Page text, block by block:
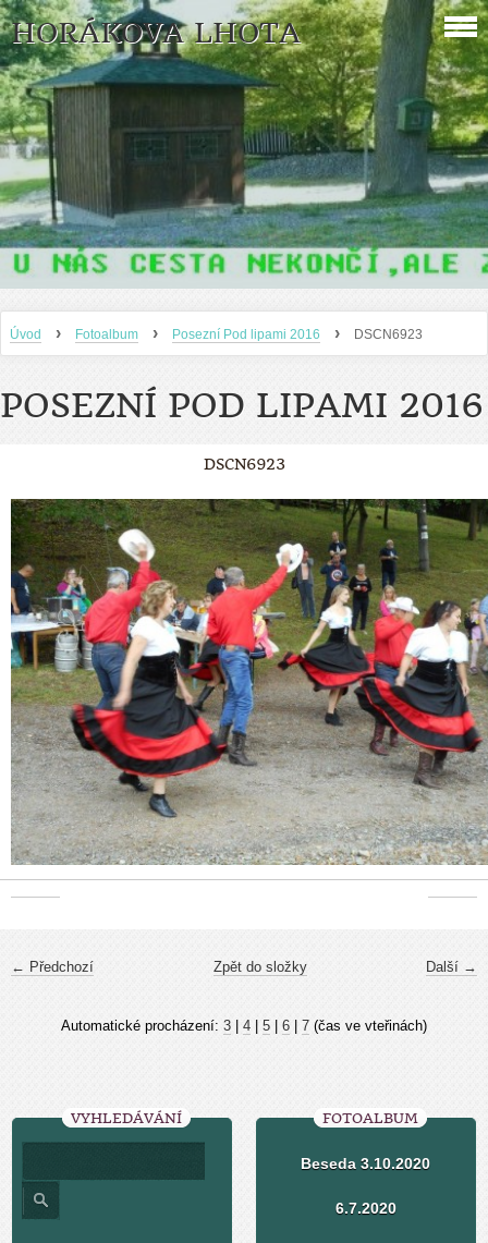
HORÁKOVA LHOTA
Úvod › Fotoalbum › Posezní Pod lipami 2016 › DSCN6923
POSEZNÍ POD LIPAMI 2016
DSCN6923
← Předchozí Další →
Zpět do složky
Automatické procházení: 3 4 5 6 7 (čas ve vteřinách)
VYHLEDÁVÁNÍ FOTOALBUM
Beseda 3.10.2020
6.7.2020